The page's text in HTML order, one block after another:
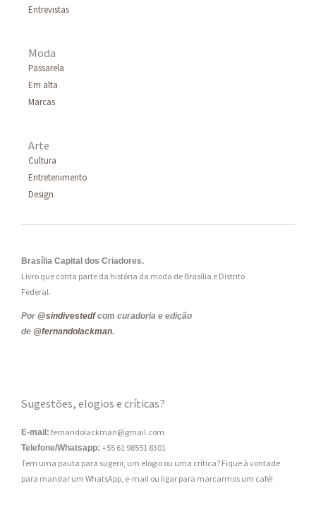
Entrevistas
Moda
Passarela
Em alta
Marcas
Arte
Cultura
Entretenimento
Design
Brasília Capital dos Criadores.
Livro que conta parte da história da moda de Brasília e Distrito
Federal.
Por @sindivestedfcom curadoria e edição
de @fernandolackman.
Sugestões, elogios e críticas?
E-mail: fernandolackman@gmail.com
Telefone/Whatsapp: +55 61 98551 8301
Tem uma pauta para sugerir, um elogio ou uma crítica? Fique à vontade
para mandar um WhatsApp, e-mail ou ligar para marcarmos um café!